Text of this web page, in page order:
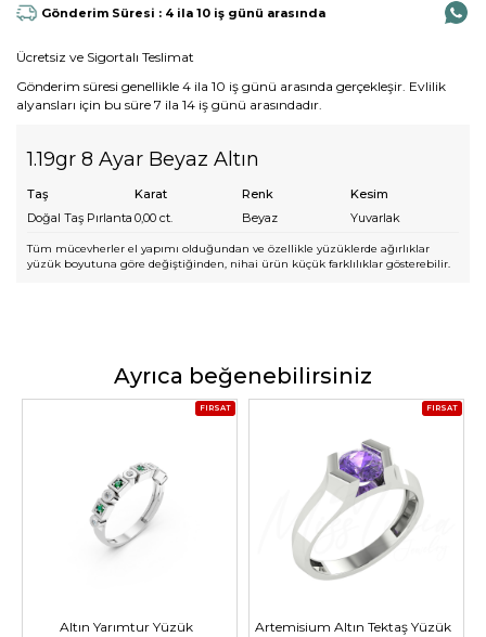
Gönderim Süresi : 4 ila 10 iş günü arasında
Ücretsiz ve Sigortalı Teslimat
Gönderim süresi genellikle 4 ila 10 iş günü arasında gerçekleşir. Evlilik
alyansları için bu süre 7 ila 14 iş günü arasındadır.
1.19gr 8 Ayar Beyaz Altın
Taş Karat Renk
Kesim
Doğal Taş Pırlanta 0,00 ct. Beyaz Yuvarlak
Tüm mücevherler el yapımı olduğundan ve özellikle yüzüklerde ağırlıklar
yüzük boyutuna göre değiştiğinden, nihai ürün küçük farklılıklar gösterebilir.
Ayrıca beğenebilirsiniz
FIRSAT
Altın Yarımtur Yüzük
FIRSAT
Artemisium Altın Tektaş Yüzük